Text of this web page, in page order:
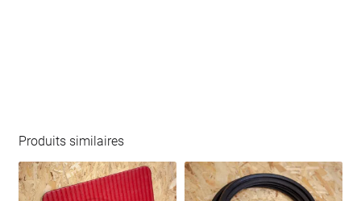
Produits similaires